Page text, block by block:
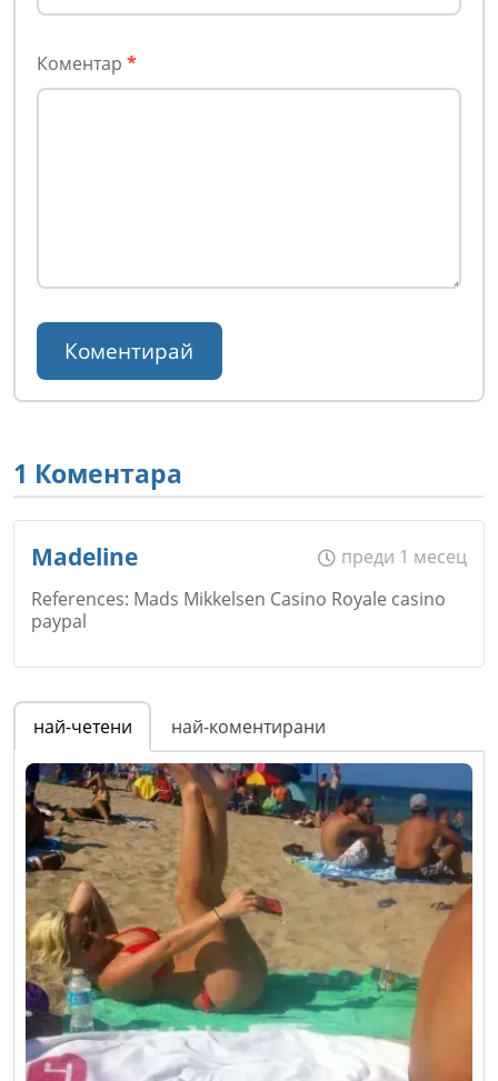
Коментар *
1 Коментара
Madeline
преди 1 месец
References: Mads Mikkelsen Casino Royale casino
paypal
Име*
Email
Коментар*
най-четени най-коментирани